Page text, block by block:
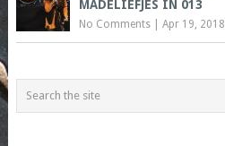
MADELIEFJES IN 013
No Comments| Apr 19, 2018